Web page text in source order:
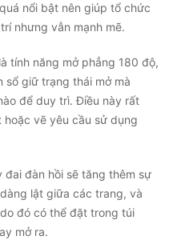
nổi bật nên giúp tổ chức
nhưng vẫn mạnh mẽ.
tính năng mở phẳng 180 độ,
giữ trạng thái mở mà
để duy trì. Điều này rất
vẽ yêu cầu sử dụng
đàn hồi sẽ tăng thêm sự
lật giữa các trang, và
đó có thể đặt trong túi
mở ra.